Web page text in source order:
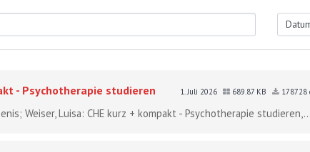
- Psychotherapie studieren 1. Juli 2026 689.87 KB 178728
Weiser, Luisa: CHE kurz + kompakt - Psychotherapie studieren,...